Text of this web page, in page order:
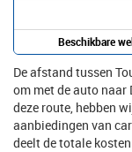
Beschikbare
De afstand tussen
om met de auto naar
deze route, hebben
aanbiedingen van
deelt de totale